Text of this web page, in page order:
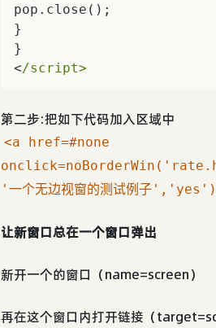
pop.close();
}
}
</script>
第二步:把如下代码加入区域中
<a href=#none
'一个无边视窗的测试例子
让新窗口总在一个窗口弹出
新开一个的窗口（name=screen）
再在这个窗口内打开链接（